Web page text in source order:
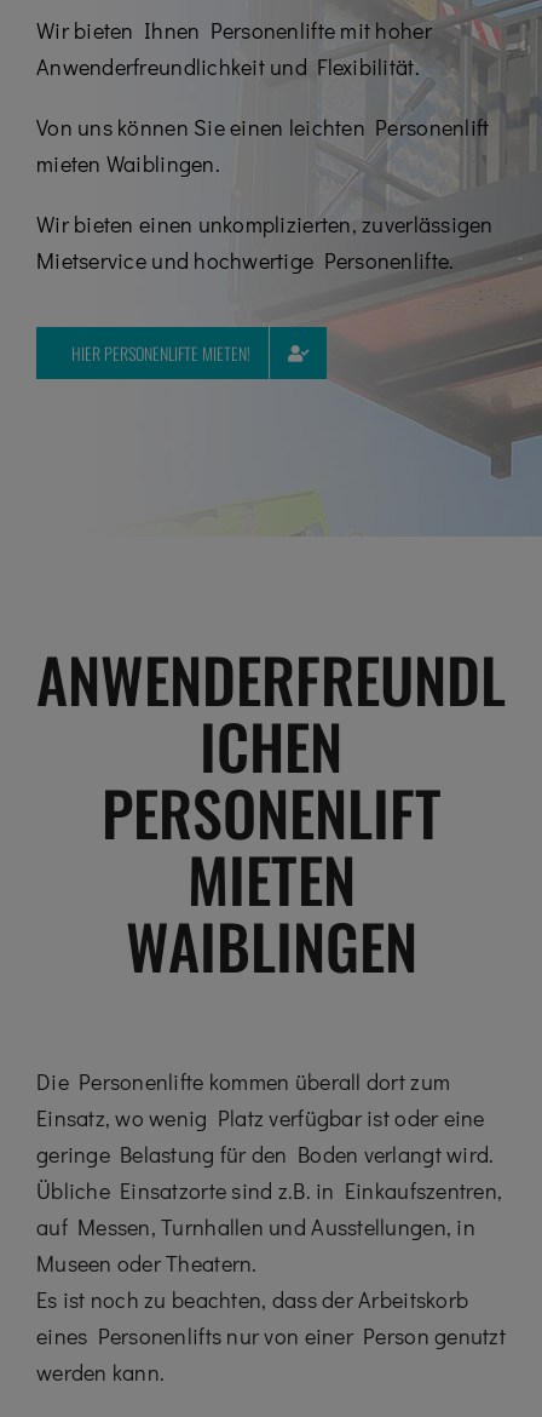
Karriere
07195 / 97 97 32 – 0
Wir bieten Ihnen Personenlifte mit hoher
Anwenderfreundlichkeit und Flexibilität.
Von uns können Sie einen leichten Personenlift
mieten Waiblingen.
Wir bieten einen unkomplizierten, zuverlässigen
Mietservice und hochwertige Personenlifte.
HIER PERSONENLIFTE MIETEN!
ANWENDERFREUNDL
ICHEN
PERSONENLIFT
MIETEN
WAIBLINGEN
Die Personenlifte kommen überall dort zum
Einsatz, wo wenig Platz verfügbar ist oder eine
geringe Belastung für den Boden verlangt wird.
Übliche Einsatzorte sind z.B. in Einkaufszentren,
auf Messen, Turnhallen und Ausstellungen, in
Museen oder Theatern.
Es ist noch zu beachten, dass der Arbeitskorb
eines Personenlifts nur von einer Person genutzt
werden kann.